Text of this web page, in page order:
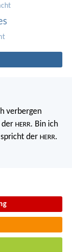
verbergen
der HERR. Bin ich
der HERR.